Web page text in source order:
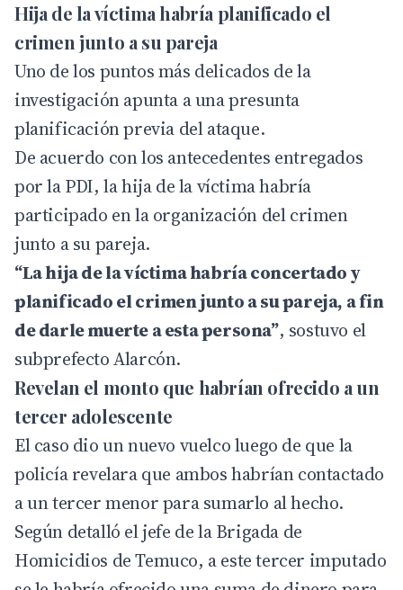
Hija de la víctima habría planificado el
crimen junto a su pareja
Uno de los puntos más delicados de la
investigación apunta a una presunta
planificación previa del ataque.
De acuerdo con los antecedentes entregados
por la PDI, la hija de la víctima habría
participado en la organización del crimen
junto a su pareja.
“La hija de la víctima habría concertado y
planificado el crimen junto a su pareja, a fin
de darle muerte a esta persona”, sostuvo el
subprefecto Alarcón.
Revelan el monto que habrían ofrecido a un
tercer adolescente
El caso dio un nuevo vuelco luego de que la
policía revelara que ambos habrían contactado
a un tercer menor para sumarlo al hecho.
Según detalló el jefe de la Brigada de
Homicidios de Temuco, a este tercer imputado